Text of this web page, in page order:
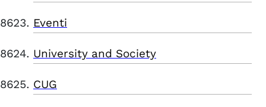
Eventi
University and Society
CUG